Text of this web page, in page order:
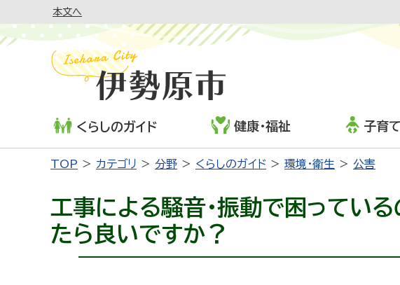
本文へ
くらしのガイド 健康・福祉 子育
TOP カテゴリ 分野 くらしのガイド 環境・衛生 公害
工事による騒音・振動で困っている
たら良いですか？